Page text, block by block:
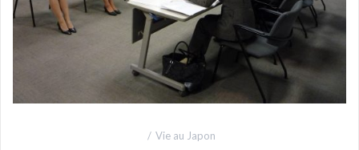
Vie au Japon